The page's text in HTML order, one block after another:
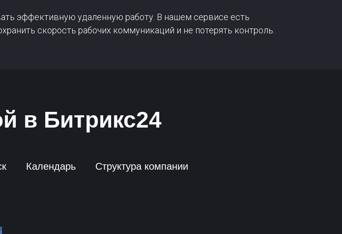
эффективную удаленную работу. В нашем сервисе есть
скорость рабочих коммуникаций и не потерять контроль.
в Битрикс24
Календарь Структура компании